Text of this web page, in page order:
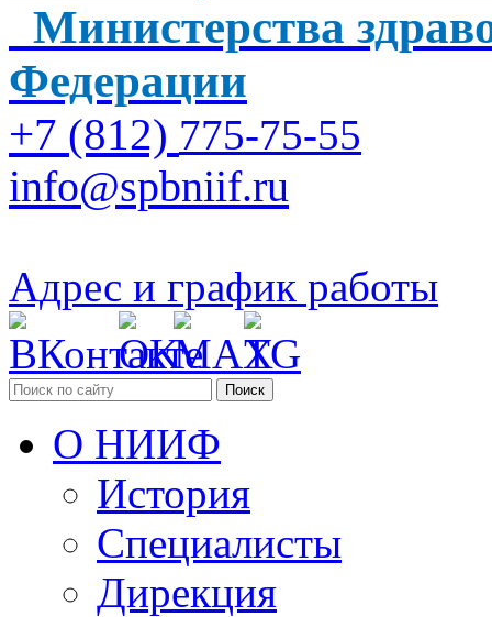
Министерства
Федерации
+7 (812) 775-75-55
info@spbniif.ru
Адрес и график работы
Поиск
О НИИФ
История
Специалисты
Дирекция